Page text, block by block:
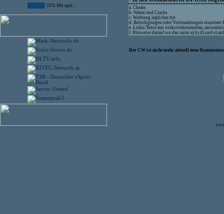
33% Mir egal ...
a. Cheats
b. Warez und Cracks
c. Werbung jeglicher Art
d. Beleidigungen oder Verleumdungen einzelner
e. Links/Texte mit volksverhetzendem,
f. Hinweise darauf wo das unter a) b) d) und e)
Der CW ist nicht mehr aktuell neue